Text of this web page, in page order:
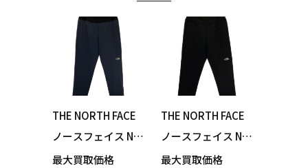
THE NORTH FACE
ノースフェイス NB
82173 Verb Light
最大買取価格
THE NORTH FACE
ノースフェイス NB
82173 Verb Light
最大買取価格